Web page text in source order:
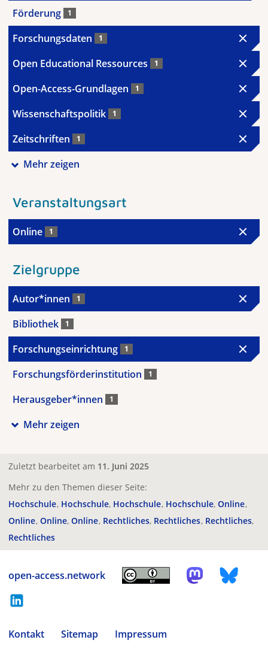
Förderung 1
Forschungsdaten 1
Open Educational Ressources 1
Open-Access-Grundlagen 1
Wissenschaftspolitik 1
Zeitschriften 1
Mehr zeigen
Veranstaltungsart
Online 1
Zielgruppe
Autor*innen 1
Bibliothek 1
Forschungseinrichtung 1
Forschungsförderinstitution 1
Herausgeber*innen 1
Mehr zeigen
Zuletzt bearbeitet am 11. Juni 2025
Mehr zu den Themen dieser Seite:
Hochschule Hochschule Hochschule Hochschule Online
Online Online Online Rechtliches Rechtliches Rechtliches
Rechtliches
open-access.network
Kontakt Sitemap
Impressum